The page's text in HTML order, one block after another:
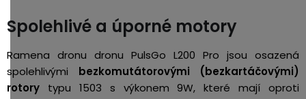
Spolehlivé a úporné motory
Ramena dronu dronu PulsGo L200 Pro jsou osazená
spolehlivými bezkomutátorovými (bezkartáčovými)
rotory typu 1503 s výkonem 9W, které mají oproti